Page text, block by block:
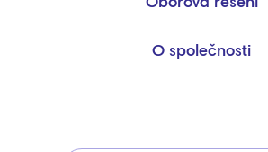
Oborová řešení
O společnosti